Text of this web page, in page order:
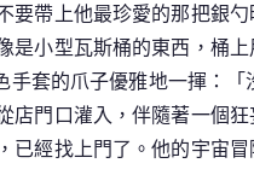
帶上他最珍愛的那把銀
是小型瓦斯桶的東西，桶
套的爪子優雅地一揮：
店門口灌入，伴隨著一個
已經找上門了。他的宇宙